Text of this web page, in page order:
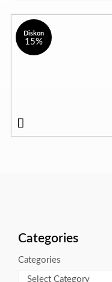
Diskon
15%
Categories
Categories